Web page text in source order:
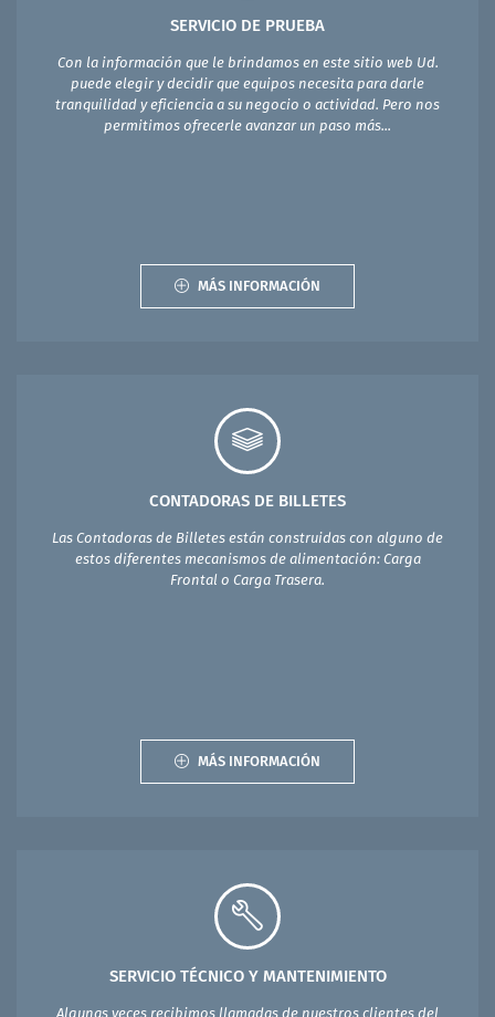
SERVICIO DE PRUEBA
Con la información que le brindamos en este sitio web Ud.
puede elegir y decidir que equipos necesita para darle
tranquilidad y eficiencia a su negocio o actividad. Pero nos
permitimos ofrecerle avanzar un paso más...
MÁS INFORMACIÓN
CONTADORAS DE BILLETES
Las Contadoras de Billetes están construidas con alguno de
estos diferentes mecanismos de alimentación: Carga
Frontal o Carga Trasera.
MÁS INFORMACIÓN
SERVICIO TÉCNICO Y MANTENIMIENTO
Algunas veces recibimos llamadas de nuestros clientes del